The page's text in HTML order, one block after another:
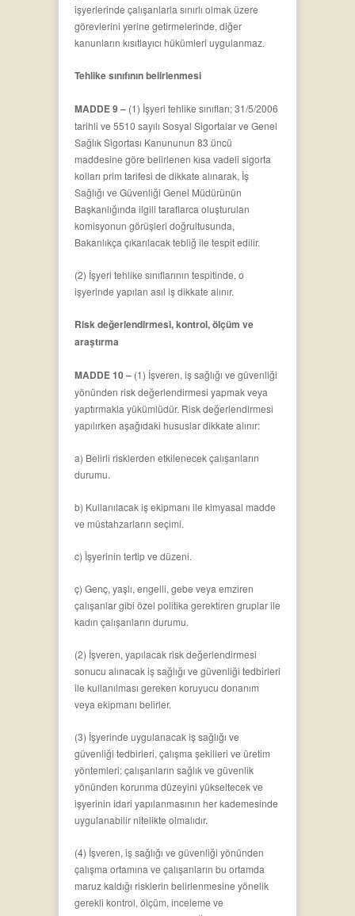
işyerlerinde çalışanlarla sınırlı olmak üzere
görevlerini yerine getirmelerinde, diğer
kanunların kısıtlayıcı hükümleri uygulanmaz.
Tehlike sınıfının belirlenmesi
MADDE 9 – (1) İşyeri tehlike sınıfları; 31/5/2006
tarihli ve 5510 sayılı Sosyal Sigortalar ve Genel
Sağlık Sigortası Kanununun 83 üncü
maddesine göre belirlenen kısa vadeli sigorta
kolları prim tarifesi de dikkate alınarak, İş
Sağlığı ve Güvenliği Genel Müdürünün
Başkanlığında ilgili taraflarca oluşturulan
komisyonun görüşleri doğrultusunda,
Bakanlıkça çıkarılacak tebliğ ile tespit edilir.
(2) İşyeri tehlike sınıflarının tespitinde, o
işyerinde yapılan asıl iş dikkate alınır.
Risk değerlendirmesi, kontrol, ölçüm ve
araştırma
MADDE 10 – (1) İşveren, iş sağlığı ve güvenliği
yönünden risk değerlendirmesi yapmak veya
yaptırmakla yükümlüdür. Risk değerlendirmesi
yapılırken aşağıdaki hususlar dikkate alınır:
a) Belirli risklerden etkilenecek çalışanların
durumu.
b) Kullanılacak iş ekipmanı ile kimyasal madde
ve müstahzarların seçimi.
c) İşyerinin tertip ve düzeni.
ç) Genç, yaşlı, engelli, gebe veya emziren
çalışanlar gibi özel politika gerektiren gruplar ile
kadın çalışanların durumu.
(2) İşveren, yapılacak risk değerlendirmesi
sonucu alınacak iş sağlığı ve güvenliği tedbirleri
ile kullanılması gereken koruyucu donanım
veya ekipmanı belirler.
(3) İşyerinde uygulanacak iş sağlığı ve
güvenliği tedbirleri, çalışma şekilleri ve üretim
yöntemleri; çalışanların sağlık ve güvenlik
yönünden korunma düzeyini yükseltecek ve
işyerinin idari yapılanmasının her kademesinde
uygulanabilir nitelikte olmalıdır.
(4) İşveren, iş sağlığı ve güvenliği yönünden
çalışma ortamına ve çalışanların bu ortamda
maruz kaldığı risklerin belirlenmesine yönelik
gerekli kontrol, ölçüm, inceleme ve